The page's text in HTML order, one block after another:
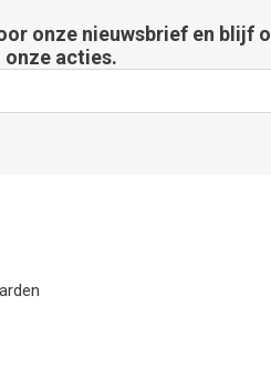
onze nieuwsbrief en blijf
onze acties.